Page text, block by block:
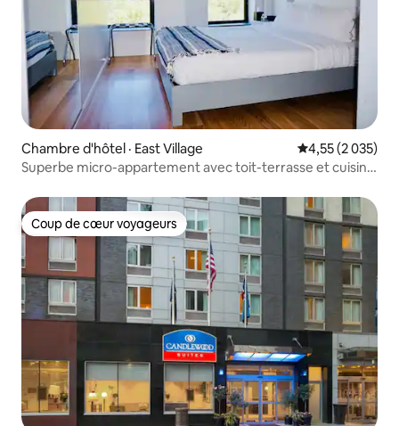
Chambre d'hôtel · East Village Note moyenne
4,55 (2 035)
Superbe micro-appartement avec toit-terrasse et cuisine
Coup de cœur voyageurs
Coup de cœur voyageurs